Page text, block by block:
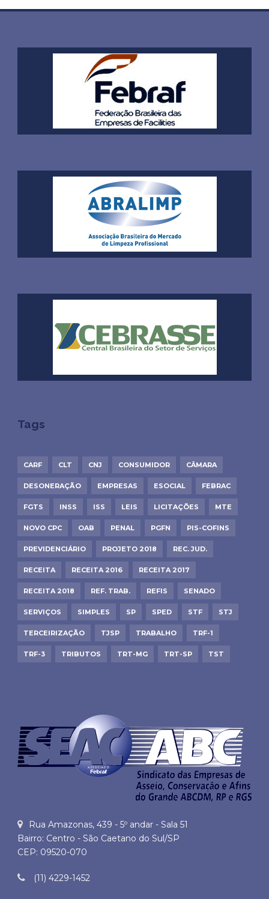
Tags
CARF CLT CNJ CONSUMIDOR CÂMARA
DESONERAÇÃO EMPRESAS ESOCIAL FEBRAC
FGTS INSS ISS LEIS LICITAÇÕES MTE
NOVO CPC OAB PENAL PGFN PIS-COFINS
PREVIDENCIÁRIO PROJETO 2018 REC. JUD.
RECEITA RECEITA 2016 RECEITA 2017
RECEITA 2018 REF. TRAB. REFIS SENADO
SERVIÇOS SIMPLES SP SPED STF STJ
TERCEIRIZAÇÃO TJSP TRABALHO TRF-1
TRF-3 TRIBUTOS TRT-MG TRT-SP TST
Rua Amazonas, 439 - 5º andar - Sala 51
Bairro: Centro - São Caetano do Sul/SP
CEP: 09520-070
(11) 4229-1452